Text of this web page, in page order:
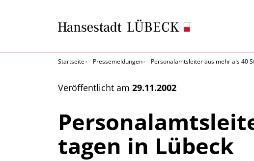
Startseite Pressemeldungen Personalamtsleiter aus mehr als 40
Veröffentlicht am 29.11.2002
tagen in Lübeck